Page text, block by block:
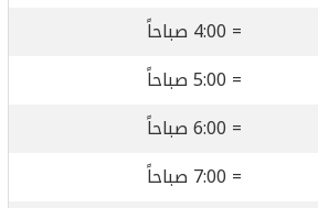
= 4:00 صباحاً
= 5:00 صباحاً
= 6:00 صباحاً
= 7:00 صباحاً